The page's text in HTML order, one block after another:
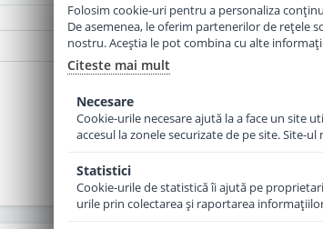
Adauga in cos
Folosim cookie-uri pentru a personaliza
De asemenea, le oferim partenerilor de rețele
nostru. Aceștia le pot combina cu alte
Citeste mai mult
Necesare
Cookie-urile necesare ajută la a face un site
accesul la zonele securizate de pe site. Site-
Statistici
Cookie-urile de statistică îi ajută pe
urile prin colectarea şi raportarea